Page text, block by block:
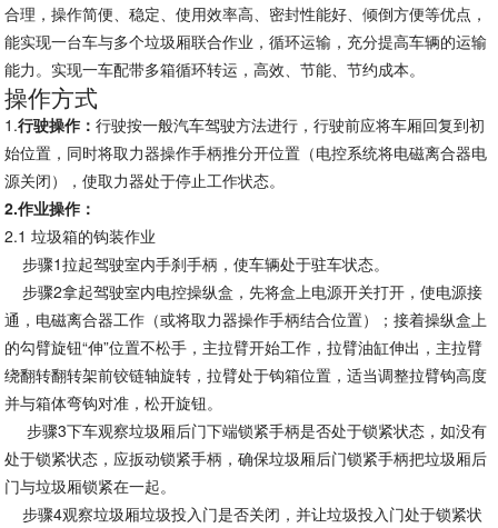
合理，操作简便、稳定、使用效率高、密封性能好、倾倒方便等优点，
能实现一台车与多个垃圾厢联合作业，循环运输，充分提高车辆的运输
能力。实现一车配带多箱循环转运，高效、节能、节约成本。
操作方式
1.行驶操作：行驶按一般汽车驾驶方法进行，行驶前应将车厢回复到初
始位置，同时将取力器操作手柄推分开位置（电控系统将电磁离合器电
源关闭），使取力器处于停止工作状态。
2.作业操作：
2.1 垃圾箱的钩装作业
步骤1拉起驾驶室内手刹手柄，使车辆处于驻车状态。
步骤2拿起驾驶室内电控操纵盒，先将盒上电源开关打开，使电源接
通，电磁离合器工作（或将取力器操作手柄结合位置）；接着操纵盒上
的勾臂旋钮“伸”位置不松手，主拉臂开始工作，拉臂油缸伸出，主拉臂
绕翻转翻转架前铰链轴旋转，拉臂处于钩箱位置，适当调整拉臂钩高度
并与箱体弯钩对准，松开旋钮。
步骤3下车观察垃圾厢后门下端锁紧手柄是否处于锁紧状态，如没有
处于锁紧状态，应扳动锁紧手柄，确保垃圾厢后门锁紧手柄把垃圾厢后
门与垃圾厢锁紧在一起。
步骤4观察垃圾厢垃圾投入门是否关闭，并让垃圾投入门处于锁紧状